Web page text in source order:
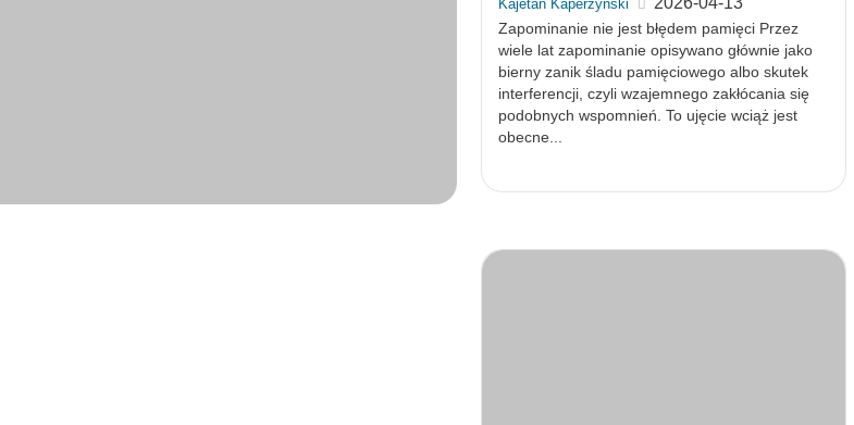
Kajetan Kaperzyński
Zapominanie nie jest błędem pamięci Przez
wiele lat zapominanie opisywano głównie jako
bierny zanik śladu pamięciowego albo skutek
interferencji, czyli wzajemnego zakłócania się
podobnych wspomnień. To ujęcie wciąż jest
obecne...